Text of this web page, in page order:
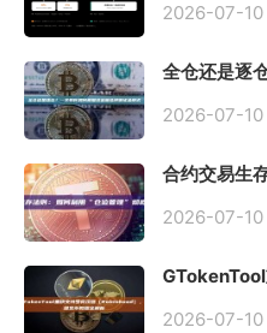
2026-07-10
全仓还是逐
2026-07-10
合约交易生
2026-07-10
2026-07-10